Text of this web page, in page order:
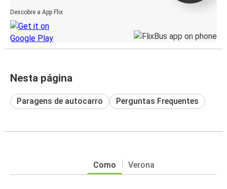
Descobre a App Flix
Nesta página
Paragens de autocarro Perguntas Frequentes
Como Verona